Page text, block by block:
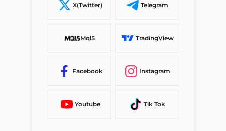
X(Twitter) Telegram
Mql5 TradingView
Facebook Instagram
Youtube Tik Tok